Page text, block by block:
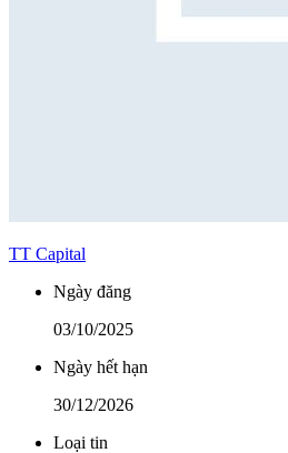
TT Capital
Ngày đăng
03/10/2025
Ngày hết hạn
30/12/2026
Loại tin